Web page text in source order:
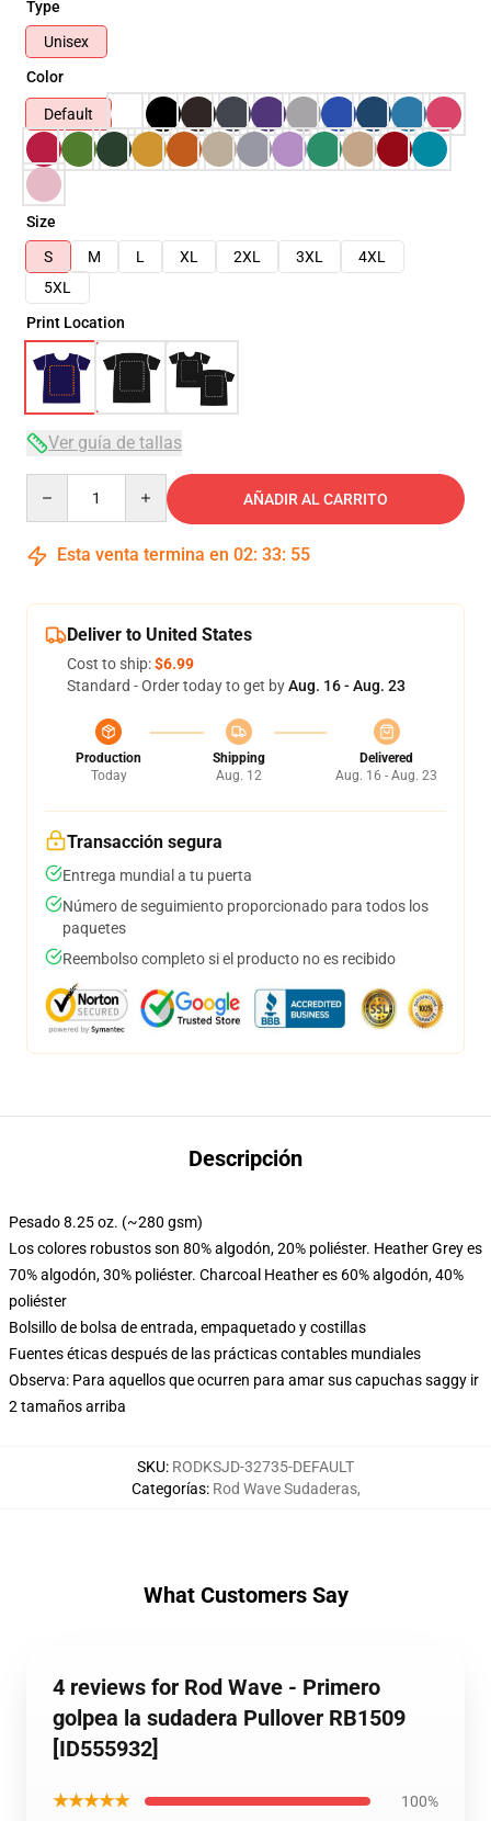
Type
Unisex
Color
Default
Size
S
M L XL 2XL 3XL
4XL
5XL
Print Location
Ver guía de tallas
AÑADIR AL CARRITO
Esta venta termina en 02: 33: 54
Deliver to United States
Cost to ship:$6.99
Standard - Order today to get byAug. 16 - Aug. 23
Production
Today
Shipping
Aug. 12
Delivered
Aug. 16 - Aug. 23
Transacción segura
Entrega mundial a tu puerta
Número de seguimiento proporcionado para todos los
paquetes
Reembolso completo si el producto no es recibido
Descripción
Pesado 8.25 oz. (~280 gsm)
Los colores robustos son 80% algodón, 20% poliéster. Heather Grey es
70% algodón, 30% poliéster. Charcoal Heather es 60% algodón, 40%
poliéster
Bolsillo de bolsa de entrada, empaquetado y costillas
Fuentes éticas después de las prácticas contables mundiales
Observa: Para aquellos que ocurren para amar sus capuchas saggy ir
2 tamaños arriba
SKU: RODKSJD-32735-DEFAULT
Categorías: Rod Wave Sudaderas,
What Customers Say
4 reviews for Rod Wave - Primero
golpea la sudadera Pullover RB1509
[ID555932]
★★★★★ 100%